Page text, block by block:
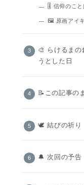
🎚️ 信仰のこと
🖼 原画アイ
🎨 らけるまの
うとした日
📝この記事の
🕊️ 結びの祈り
🔔 次回の予告